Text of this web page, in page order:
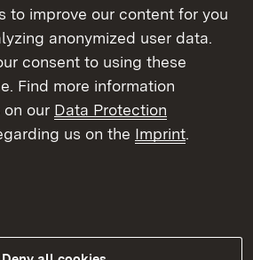
mit radioaktiven
Tübingen
Kursen zum Erwerb und
der erforderlichen
to improve our content for you
anonymized user data.
consent to using these
Find more information
our Data Protection
us on the Imprint.